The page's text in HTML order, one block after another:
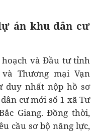
án khu dân cư
hoạch và Đầu tư tỉnh
và Thương mại Vạn
duy nhất nộp hồ sơ
cư mới số 1 xã Tư
Giang. Đồng thời,
cầu sơ bộ năng lực,